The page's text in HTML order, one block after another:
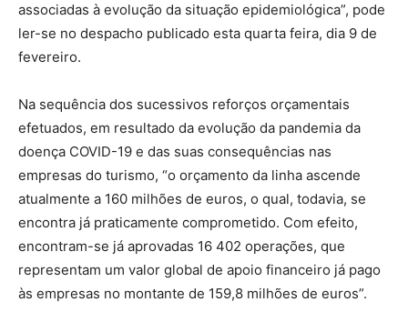
associadas à evolução da situação epidemiológica”, pode
ler-se no despacho publicado esta quarta feira, dia 9 de
fevereiro.
Na sequência dos sucessivos reforços orçamentais
efetuados, em resultado da evolução da pandemia da
doença COVID-19 e das suas consequências nas
empresas do turismo, “o orçamento da linha ascende
atualmente a 160 milhões de euros, o qual, todavia, se
encontra já praticamente comprometido. Com efeito,
encontram-se já aprovadas 16 402 operações, que
representam um valor global de apoio financeiro já pago
às empresas no montante de 159,8 milhões de euros”.